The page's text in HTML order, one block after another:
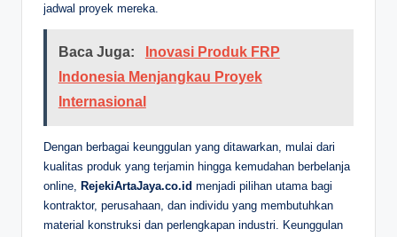
jadwal proyek mereka.
Baca Juga:
Inovasi Produk FRP
Indonesia Menjangkau Proyek
Internasional
Dengan berbagai keunggulan yang ditawarkan, mulai dari
kualitas produk yang terjamin hingga kemudahan berbelanja
online,
RejekiArtaJaya.co.id menjadi pilihan utama bagi
kontraktor, perusahaan, dan individu yang membutuhkan
material konstruksi dan perlengkapan industri. Keunggulan